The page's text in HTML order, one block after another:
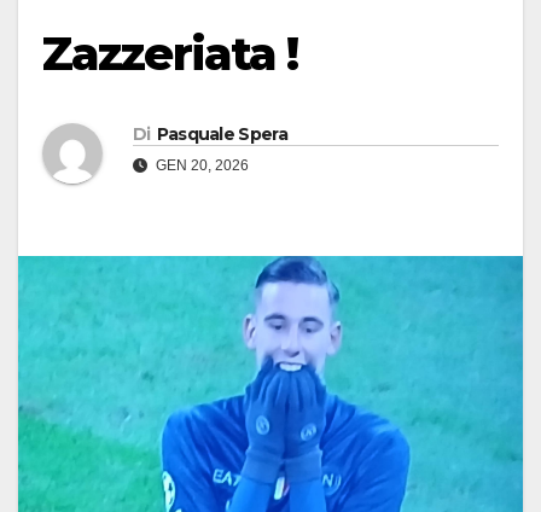
Zazzeriata !
Di Pasquale Spera
GEN 20, 2026